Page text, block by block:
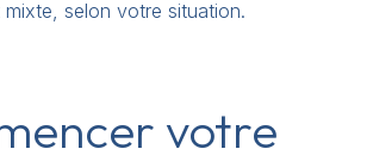
selon votre situation.
votre